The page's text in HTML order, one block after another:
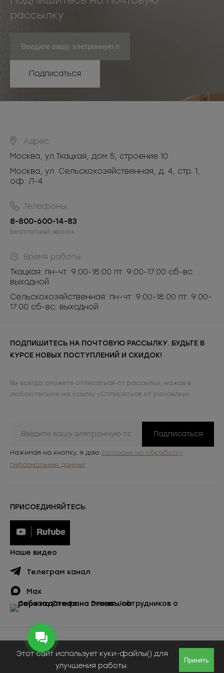
рассылку
Подписаться
Адрес:
Москва, ул.Ткацкая, дом 5, строение 10
Москва, ул. Сельскохозяйственная, д. 4, стр. 1,
оф. Л-4
Телефоны:
8-800-600-14-83
Бесплатный звонок
Время работы:
Ткацкая: пн-чт: 9:00-18:00 пт: 9:00-17:00 сб-вс:
выходной
Сельскохозяйственная: пн-чт: 9:00-18:00 пт: 9:00-
17:00 сб-вс: выходной
ПОДПИШИТЕСЬ НА ПОЧТОВУЮ РАССЫЛКУ. БУДЬТЕ В
КУРСЕ НОВЫХ ПОСТУПЛЕНИЙ И СКИДОК!
Вы всегда сможете отписаться от рассылки, нажав в
любом письме на ссылку «Отписаться от рассылки»
Подписаться
Нажимая на кнопку, я даю согласие на обработку
персональных данных
ПРИСОЕДИНЯЙТЕСЬ:
Наше видео
Телеграм канал
Max
Публичная оферта
© ООО «Сержио Стефано», 2026
Этот сайт использует куки-файлы() для
улучшения работы.
Принять